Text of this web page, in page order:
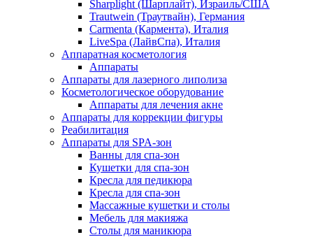
Sharplight (Шарплайт), Израиль/США
Trautwein (Траутвайн), Германия
Carmenta (Кармента), Италия
LiveSpa (ЛайвСпа), Италия
Аппаратная косметология
Аппараты
Аппараты для лазерного липолиза
Косметологическое оборудование
Аппараты для лечения акне
Аппараты для коррекции фигуры
Реабилитация
Аппараты для SPA-зон
Ванны для спа-зон
Кушетки для спа-зон
Кресла для педикюра
Кресла для спа-зон
Массажные кушетки и столы
Мебель для макияжа
Столы для маникюра